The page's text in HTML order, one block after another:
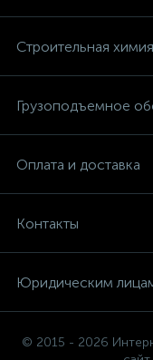
Строительная химия
Грузоподъемное
Оплата и доставка
Контакты
Юридическим
© 2015 - 2026